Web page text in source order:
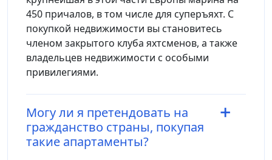
450 причалов, в том числе для суперъяхт. С
покупкой недвижимости вы становитесь
членом закрытого клуба яхтсменов, а также
владельцев недвижимости с особыми
привилегиями.
Могу ли я претендовать на
гражданство страны, покупая
такие апартаменты?